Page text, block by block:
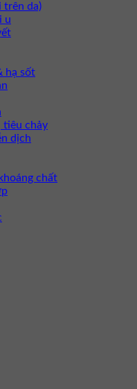
trên da)
u
hạ sốt
tiêu chảy
dịch
chất